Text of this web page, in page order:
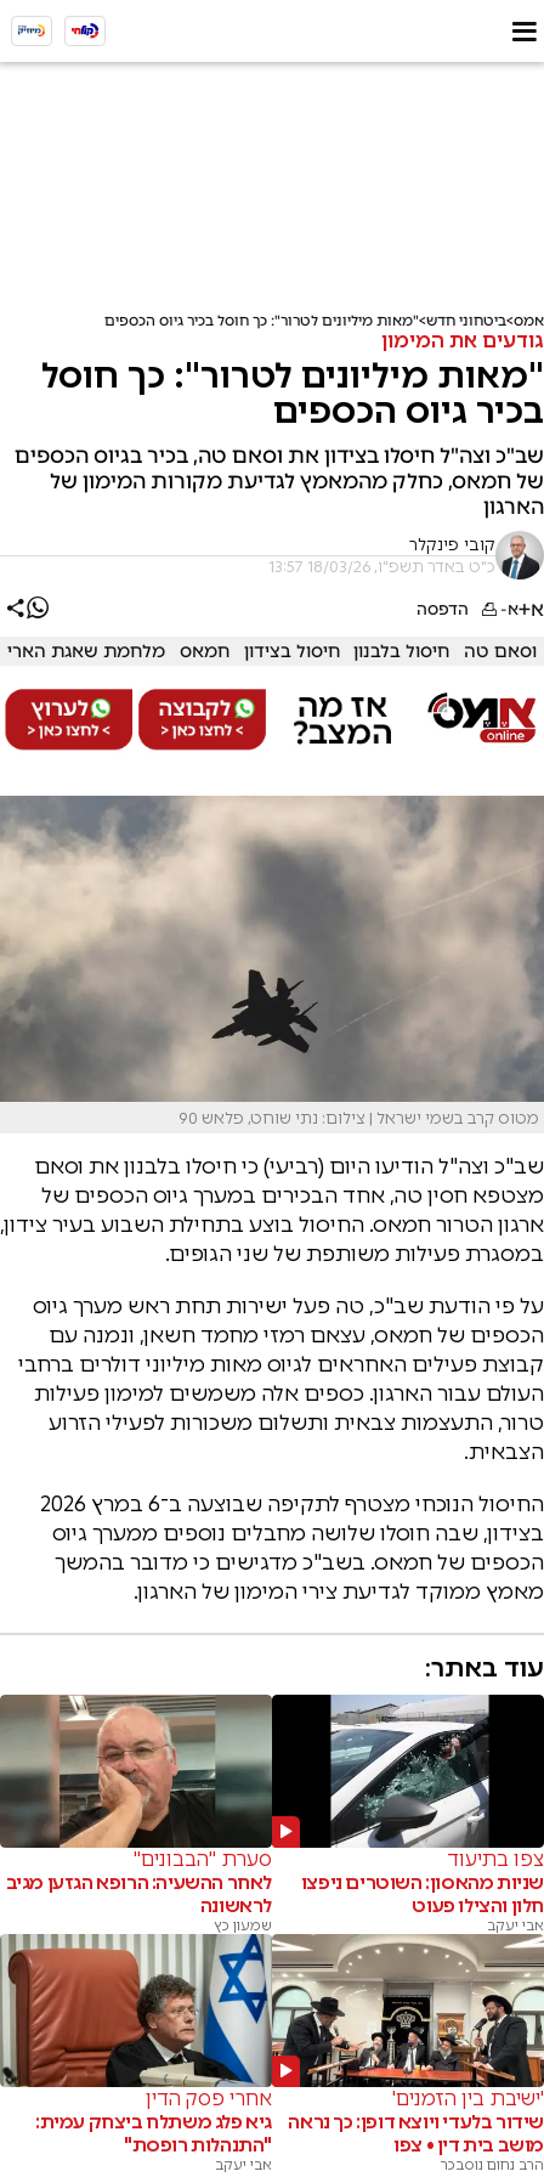
אמס ביטחוני חדש "מאות מיליונים לטרור": כך חוסל בכיר גיוס הכספים
גודעים את המימון
"מאות מיליונים לטרור": כך חוסל
בכיר גיוס הכספים
שב"כ וצה"ל חיסלו בצידון את וסאם טה, בכיר בגיוס הכספים
של חמאס, כחלק מהמאמץ לגדיעת מקורות המימון של
הארגון
קובי פינקלר
כ"ט באדר תשפ"ו, 18/03/26 13:57
א+א- הדפסה
וסאם טה חיסול בלבנון חיסול בצידון חמאס מלחמת שאגת הארי
מטוס קרב בשמי ישראל | צילום: נתי שוחט, פלאש 90
שב"כ וצה"ל הודיעו היום (רביעי) כי חיסלו בלבנון את וסאם
מצטפא חסין טה, אחד הבכירים במערך גיוס הכספים של
ארגון הטרור חמאס. החיסול בוצע בתחילת השבוע בעיר צידון,
במסגרת פעילות משותפת של שני הגופים.
על פי הודעת שב"כ, טה פעל ישירות תחת ראש מערך גיוס
הכספים של חמאס, עצאם רמזי מחמד חשאן, ונמנה עם
קבוצת פעילים האחראים לגיוס מאות מיליוני דולרים ברחבי
העולם עבור הארגון. כספים אלה משמשים למימון פעילות
טרור, התעצמות צבאית ותשלום משכורות לפעילי הזרוע
הצבאית.
החיסול הנוכחי מצטרף לתקיפה שבוצעה ב־6 במרץ 2026
בצידון, שבה חוסלו שלושה מחבלים נוספים ממערך גיוס
הכספים של חמאס. בשב"כ מדגישים כי מדובר בהמשך
מאמץ ממוקד לגדיעת צירי המימון של הארגון.
עוד באתר:
צפו בתיעוד
שניות מהאסון: השוטרים ניפצו
חלון והצילו פעוט
אבי יעקב
סערת "הבבונים"
לאחר ההשעיה: הרופא הגזען מגיב
לראשונה
שמעון כץ
'ישיבת בין הזמנים'
שידור בלעדי ויוצא דופן: כך נראה
מושב בית דין • צפו
הרב נחום נוסבכר
אחרי פסק הדין
גיא פלג משתלח ביצחק עמית:
"התנהלות רופסת"
אבי יעקב